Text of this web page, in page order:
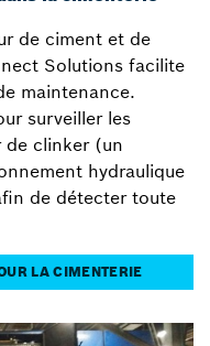
de ciment et de
Solutions facilite
maintenance.
surveiller les
de clinker (un
hydraulique
de détecter toute
LA CIMENTERIE